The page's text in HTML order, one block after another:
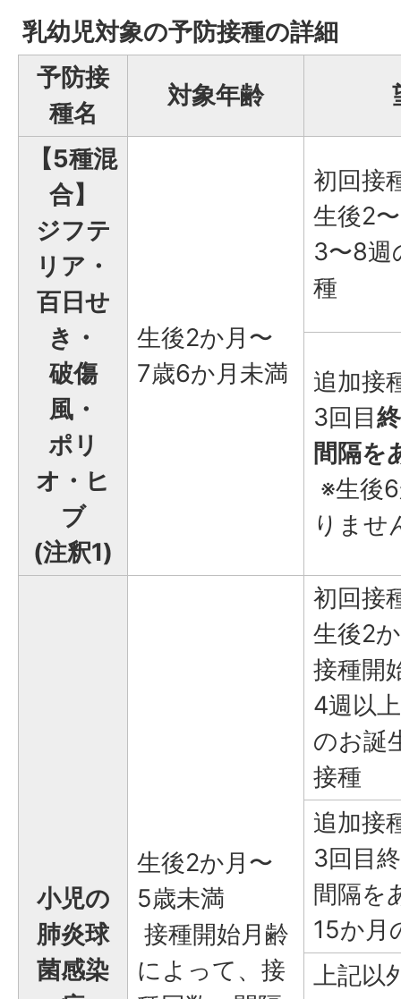
乳幼児対象の予防接種の詳細
予防接
種名
対象年齢
【5種混
合】
ジフテ
リア・
百日せ
き・
破傷
風・
ポリ
オ・ヒ
ブ
(注釈1)
生後2か月〜
7歳6か月未満
初回接
生後2
3〜8週
種
追加接
3回目
間隔を
※生後
りませ
小児の
肺炎球
菌感染
生後2か月〜
5歳未満
接種開始月齢
によって、接
初回接
生後2
接種開
4週以
のお誕
接種
追加接
3回目
間隔を
15か月
上記以